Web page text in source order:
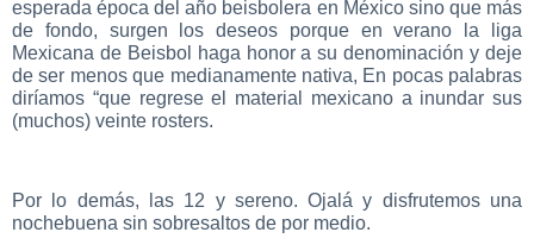
esperada época del año beisbolera en México sino que más
de fondo, surgen los deseos porque en verano la liga
Mexicana de Beisbol haga honor a su denominación y deje
de ser menos que medianamente nativa, En pocas palabras
diríamos “que regrese el material mexicano a inundar sus
(muchos) veinte rosters.
Por lo demás, las 12 y sereno. Ojalá y disfrutemos una
nochebuena sin sobresaltos de por medio.